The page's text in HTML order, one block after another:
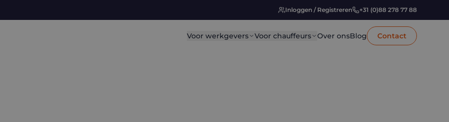
Inloggen / Registreren +31 (0)88 278 77 88
Voor werkgevers Voor chauffeurs Over onsBlog Contact